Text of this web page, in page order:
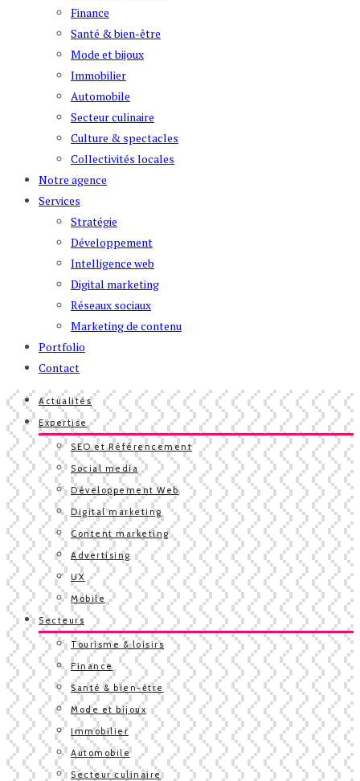
Finance
Santé & bien-être
Mode et bijoux
Immobilier
Automobile
Secteur culinaire
Culture & spectacles
Collectivités locales
Notre agence
Services
Stratégie
Développement
Intelligence web
Digital marketing
Réseaux sociaux
Marketing de contenu
Portfolio
Contact
Actualités
Expertise
SEO et Référencement
Social media
Développement Web
Digital marketing
Content marketing
Advertising
UX
Mobile
Secteurs
Tourisme & loisirs
Finance
Santé & bien-être
Mode et bijoux
Immobilier
Automobile
Secteur culinaire